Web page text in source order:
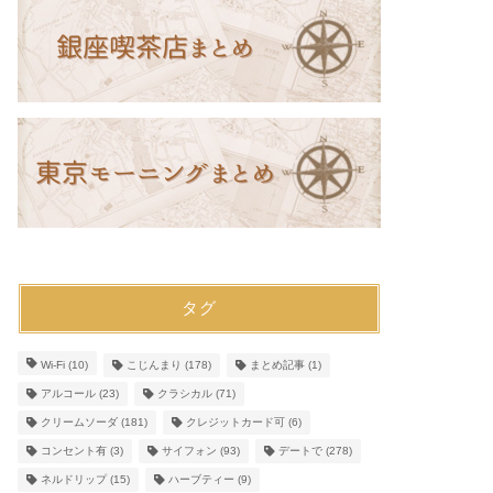
タグ
Wi-Fi(10) こじんまり (178) まとめ記事(1)
アルコール(23) クラシカル(71)
クリームソーダ(181) クレジットカード可(6)
コンセント有(3) サイフォン (93) デートで(278)
ネルドリップ(15) ハーブティー (9)